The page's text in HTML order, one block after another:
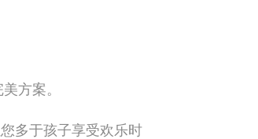
方案。
多于孩子享受欢乐时